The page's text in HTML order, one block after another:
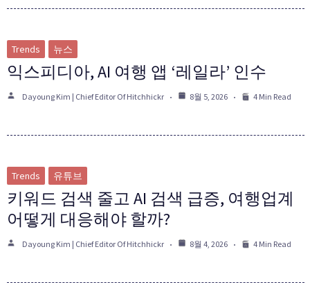
Trends 뉴스
익스피디아, AI 여행 앱 ‘레일라’ 인수
Dayoung Kim | Chief Editor Of Hitchhickr 8월 5, 2026 4 Min Read
Trends 유튜브
키워드 검색 줄고 AI 검색 급증, 여행업계
어떻게 대응해야 할까?
Dayoung Kim | Chief Editor Of Hitchhickr 8월 4, 2026 4 Min Read